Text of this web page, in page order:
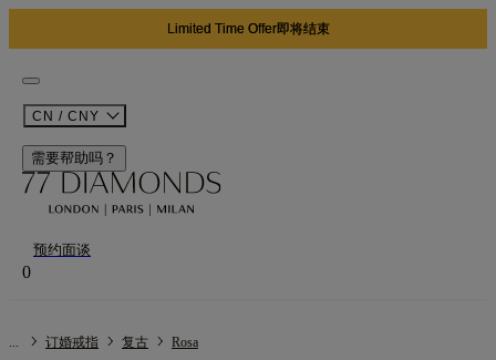
Limited Time Offer即将结束
CN / CNY
需要帮助吗？
预约面谈
0
... 订婚戒指 复古 Rosa